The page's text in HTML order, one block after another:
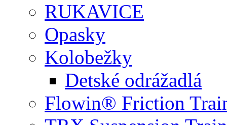
RUKAVICE
Opasky
Kolobežky
Detské odrážadlá
Flowin® Friction